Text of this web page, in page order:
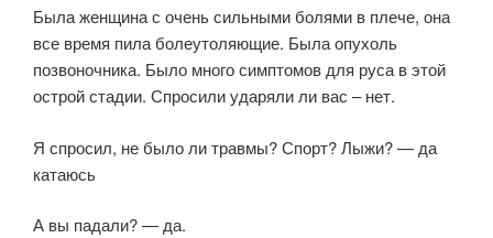
Была женщина с очень сильными болями в плече, она
все время пила болеутоляющие. Была опухоль
позвоночника. Было много симптомов для руса в этой
острой стадии. Спросили ударяли ли вас – нет.
Я спросил, не было ли травмы? Спорт? Лыжи? — да
катаюсь
А вы падали? — да.